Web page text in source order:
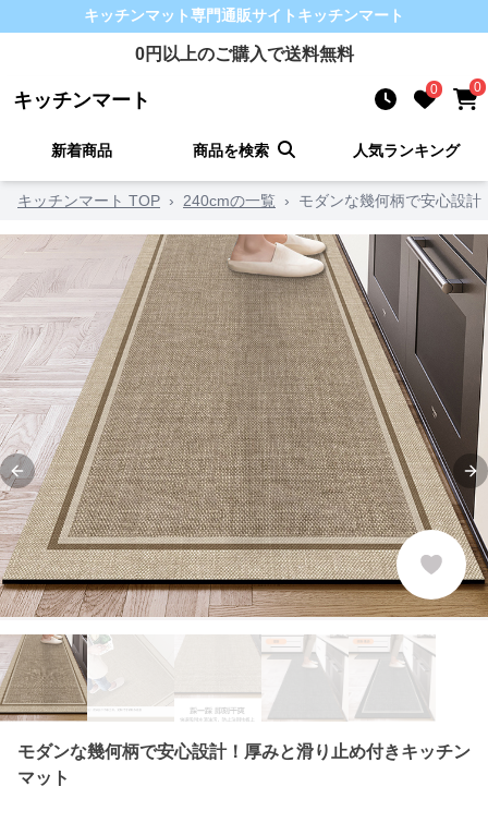
キッチンマット専門通販サイト キッチンマート
0円以上のご購入で送料無料
キッチンマート 0 0
新着商品 商品を検索 人気ランキング
キッチンマート TOP › 240cmの一覧 › モダンな幾何柄で安心設
Previous slide
モダンな幾何柄で安心設計！厚みと滑り止め付きキッチン
マット